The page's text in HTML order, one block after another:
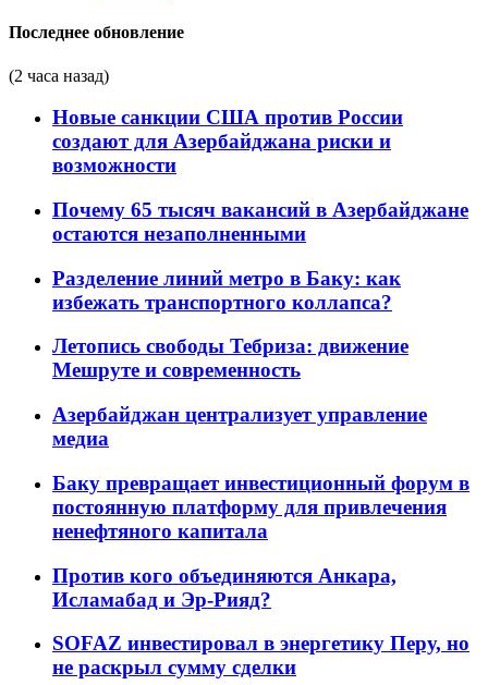
Последнее обновление
(2 часа назад)
Новые санкции США против России
создают для Азербайджана риски и
возможности
Почему 65 тысяч вакансий в Азербайджане
остаются незаполненными
Разделение линий метро в Баку: как
избежать транспортного коллапса?
Летопись свободы Тебриза: движение
Мешруте и современность
Азербайджан централизует управление
медиа
Баку превращает инвестиционный форум в
постоянную платформу для привлечения
ненефтяного капитала
Против кого объединяются Анкара,
Исламабад и Эр-Рияд?
SOFAZ инвестировал в энергетику Перу, но
не раскрыл сумму сделки